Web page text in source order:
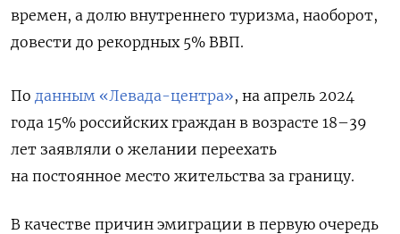
времен, а долю внутреннего туризма, наоборот,
довести до рекордных 5% ВВП.
По данным «Левада-центра», на апрель 2024
года 15% российских граждан в возрасте 18–39
лет заявляли о желании переехать
на постоянное место жительства за границу.
В качестве причин эмиграции в первую очередь